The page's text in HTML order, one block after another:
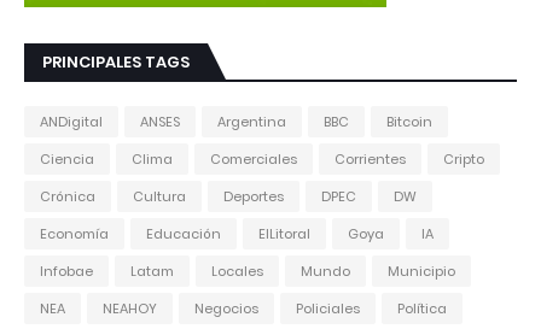
PRINCIPALES TAGS
ANDigital ANSES Argentina BBC
Bitcoin
Ciencia
Clima Comerciales Corrientes
Cripto
Crónica
Cultura Deportes DPEC
DW
Economía
Educación ElLitoral Goya
IA
Infobae
Latam Locales Mundo
Municipio
NEA
NEAHOY Negocios Policiales
Política